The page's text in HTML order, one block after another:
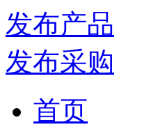
发布产品
发布采购
首页